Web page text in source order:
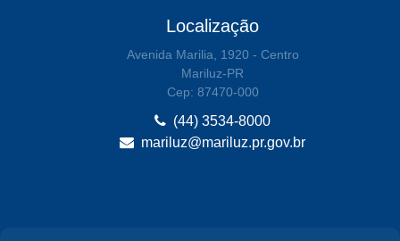
Localização
Avenida Marilia, 1920 - Centro
Mariluz-PR
Cep: 87470-000
(44) 3534-8000
mariluz@mariluz.pr.gov.br